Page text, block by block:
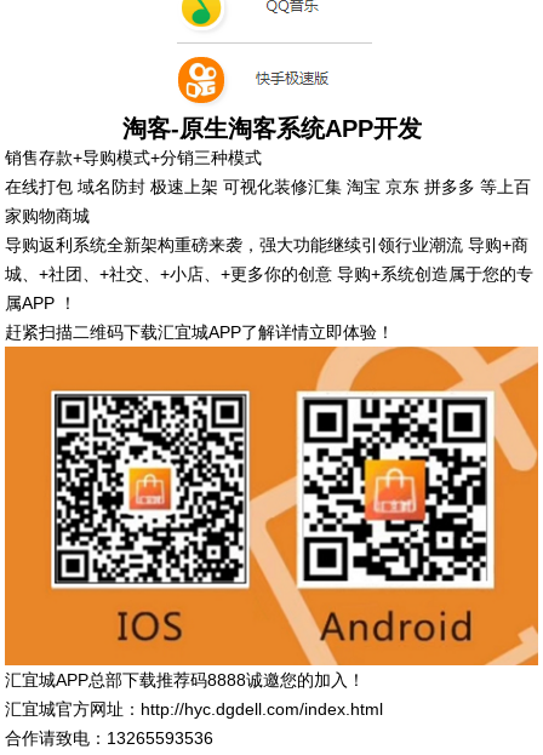
淘客-原生淘客系统APP开发
销售存款+导购模式+分销三种模式
在线打包 域名防封 极速上架 可视化装修汇集 淘宝 京东 拼多多 等上百
家购物商城
导购返利系统全新架构重磅来袭，强大功能继续引领行业潮流 导购+商
城、+社团、+社交、+小店、+更多你的创意 导购+系统创造属于您的专
属APP ！
赶紧扫描二维码下载汇宜城APP了解详情立即体验！
汇宜城APP总部下载推荐码8888诚邀您的加入！
汇宜城官方网址：http://hyc.dgdell.com/index.html
合作请致电：13265593536